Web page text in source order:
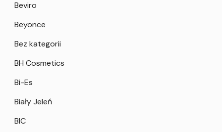
Beviro
Beyonce
Bez kategorii
BH Cosmetics
Bi-Es
Biały Jeleń
BIC